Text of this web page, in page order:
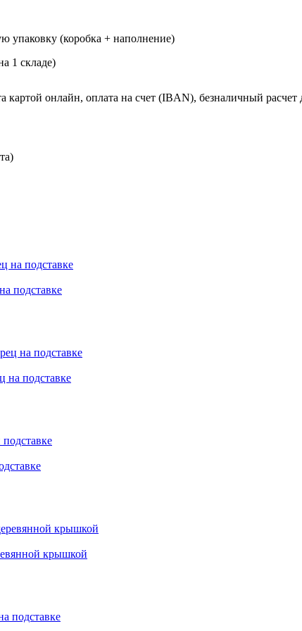
(коробка + наполнение)
1 складе)
онлайн, оплата на счет (IBAN), безналичный
подставке
на подставке
крышкой